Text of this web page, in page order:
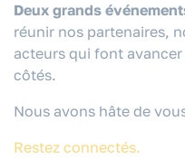
Deux grands
réunir nos partenaires,
acteurs qui font
côtés.
Nous avons hâte de
Restez connectés.